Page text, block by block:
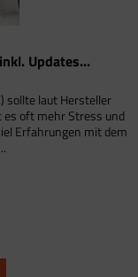
Updates...
sollte laut Hersteller
es oft mehr Stress und
Erfahrungen mit dem